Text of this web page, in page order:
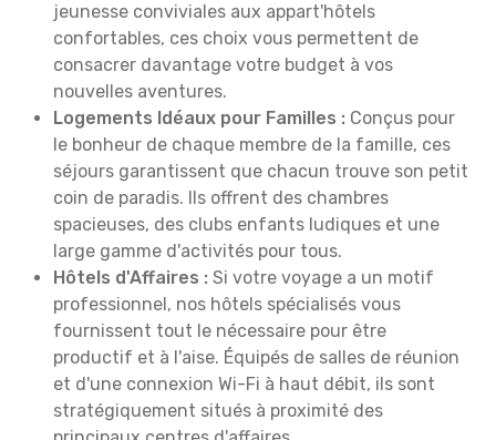
jeunesse conviviales aux appart'hôtels
confortables, ces choix vous permettent de
consacrer davantage votre budget à vos
nouvelles aventures.
Logements Idéaux pour Familles : Conçus pour
le bonheur de chaque membre de la famille, ces
séjours garantissent que chacun trouve son petit
coin de paradis. Ils offrent des chambres
spacieuses, des clubs enfants ludiques et une
large gamme d'activités pour tous.
Hôtels d'Affaires : Si votre voyage a un motif
professionnel, nos hôtels spécialisés vous
fournissent tout le nécessaire pour être
productif et à l'aise. Équipés de salles de réunion
et d'une connexion Wi-Fi à haut débit, ils sont
stratégiquement situés à proximité des